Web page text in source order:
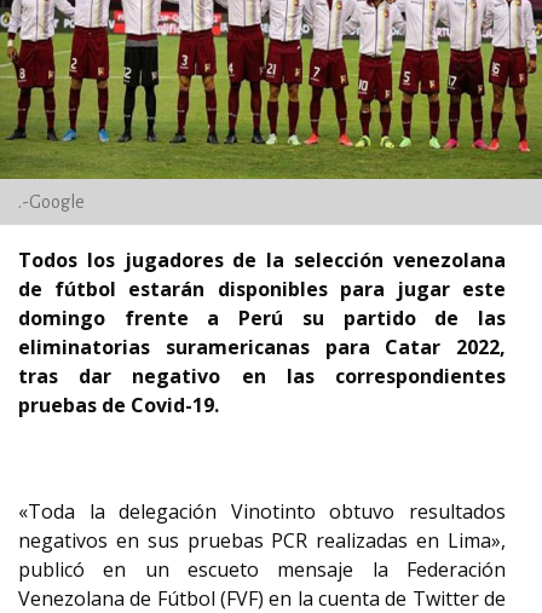
.-Google
Todos los jugadores de la selección venezolana
de fútbol estarán disponibles para jugar este
domingo frente a Perú su partido de las
eliminatorias suramericanas para Catar 2022,
tras dar negativo en las correspondientes
pruebas de Covid-19.
«Toda la delegación Vinotinto obtuvo resultados
negativos en sus pruebas PCR realizadas en Lima»,
publicó en un escueto mensaje la Federación
Venezolana de Fútbol (FVF) en la cuenta de Twitter de